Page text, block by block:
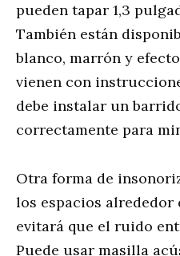
pueden tapar 1,3
También están
blanco, marrón y
vienen con
debe instalar un
correctamente para
Otra forma de
los espacios alrededor
evitará que el ruido
Puede usar masilla